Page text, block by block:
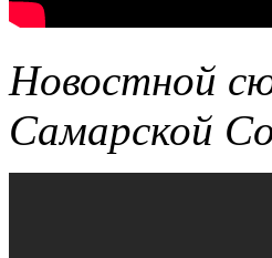
Новостной
Самарской